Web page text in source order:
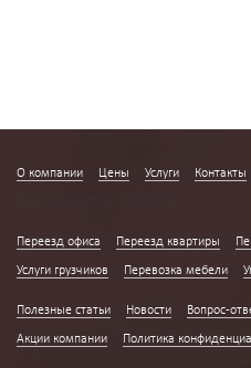
О компании Цены Услуги Контакты
Переезд офиса Переезд квартиры
Услуги грузчиков Перевозка мебели
Полезные статьи Новости Вопрос-
Акции компании Политика